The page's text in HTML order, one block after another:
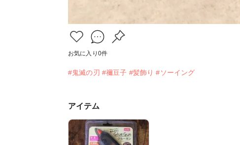
お気に入り 0件
#鬼滅の刃 #禰豆子 #髪飾り #ソーイング
アイテム